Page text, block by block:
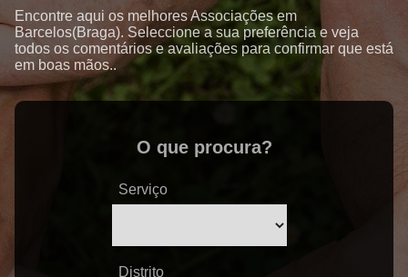
Encontre aqui os melhores Associações em
Barcelos(Braga). Seleccione a sua preferência e veja
todos os comentários e avaliações para confirmar que está
em boas mãos..
O que procura?
Serviço
Distrito